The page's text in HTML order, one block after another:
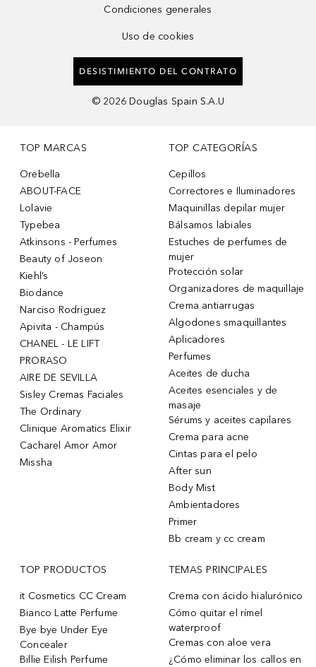
Condiciones generales
Uso de cookies
DESISTIMIENTO DEL CONTRATO
© 2026 Douglas Spain S.A.U
TOP MARCAS
Orebella
ABOUT-FACE
Lolavie
Typebea
Atkinsons - Perfumes
Beauty of Joseon
Kiehl’s
Biodance
Narciso Rodriguez
Apivita - Champús
CHANEL - LE LIFT
PRORASO
AIRE DE SEVILLA
Sisley Cremas Faciales
The Ordinary
Clinique Aromatics Elixir
Cacharel Amor Amor
Missha
TOP CATEGORÍAS
Cepillos
Correctores e Iluminadores
Maquinillas depilar mujer
Bálsamos labiales
Estuches de perfumes de
mujer
Protección solar
Organizadores de maquillaje
Crema antiarrugas
Algodones smaquillantes
Aplicadores
Perfumes
Aceites de ducha
Aceites esenciales y de
masaje
Sérums y aceites capilares
Crema para acne
Cintas para el pelo
After sun
Body Mist
Ambientadores
Primer
Bb cream y cc cream
TOP PRODUCTOS
it Cosmetics CC Cream
Bianco Latte Perfume
Bye bye Under Eye
Concealer
Billie Eilish Perfume
TEMAS PRINCIPALES
Crema con ácido hialurónico
Cómo quitar el rímel
waterproof
Cremas con aloe vera
¿Cómo eliminar los callos en